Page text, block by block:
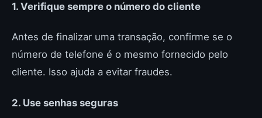
1. Verifique sempre o número do cliente
Antes de finalizar uma transação, confirme se o
número de telefone é o mesmo fornecido pelo
cliente. Isso ajuda a evitar fraudes.
2. Use senhas seguras